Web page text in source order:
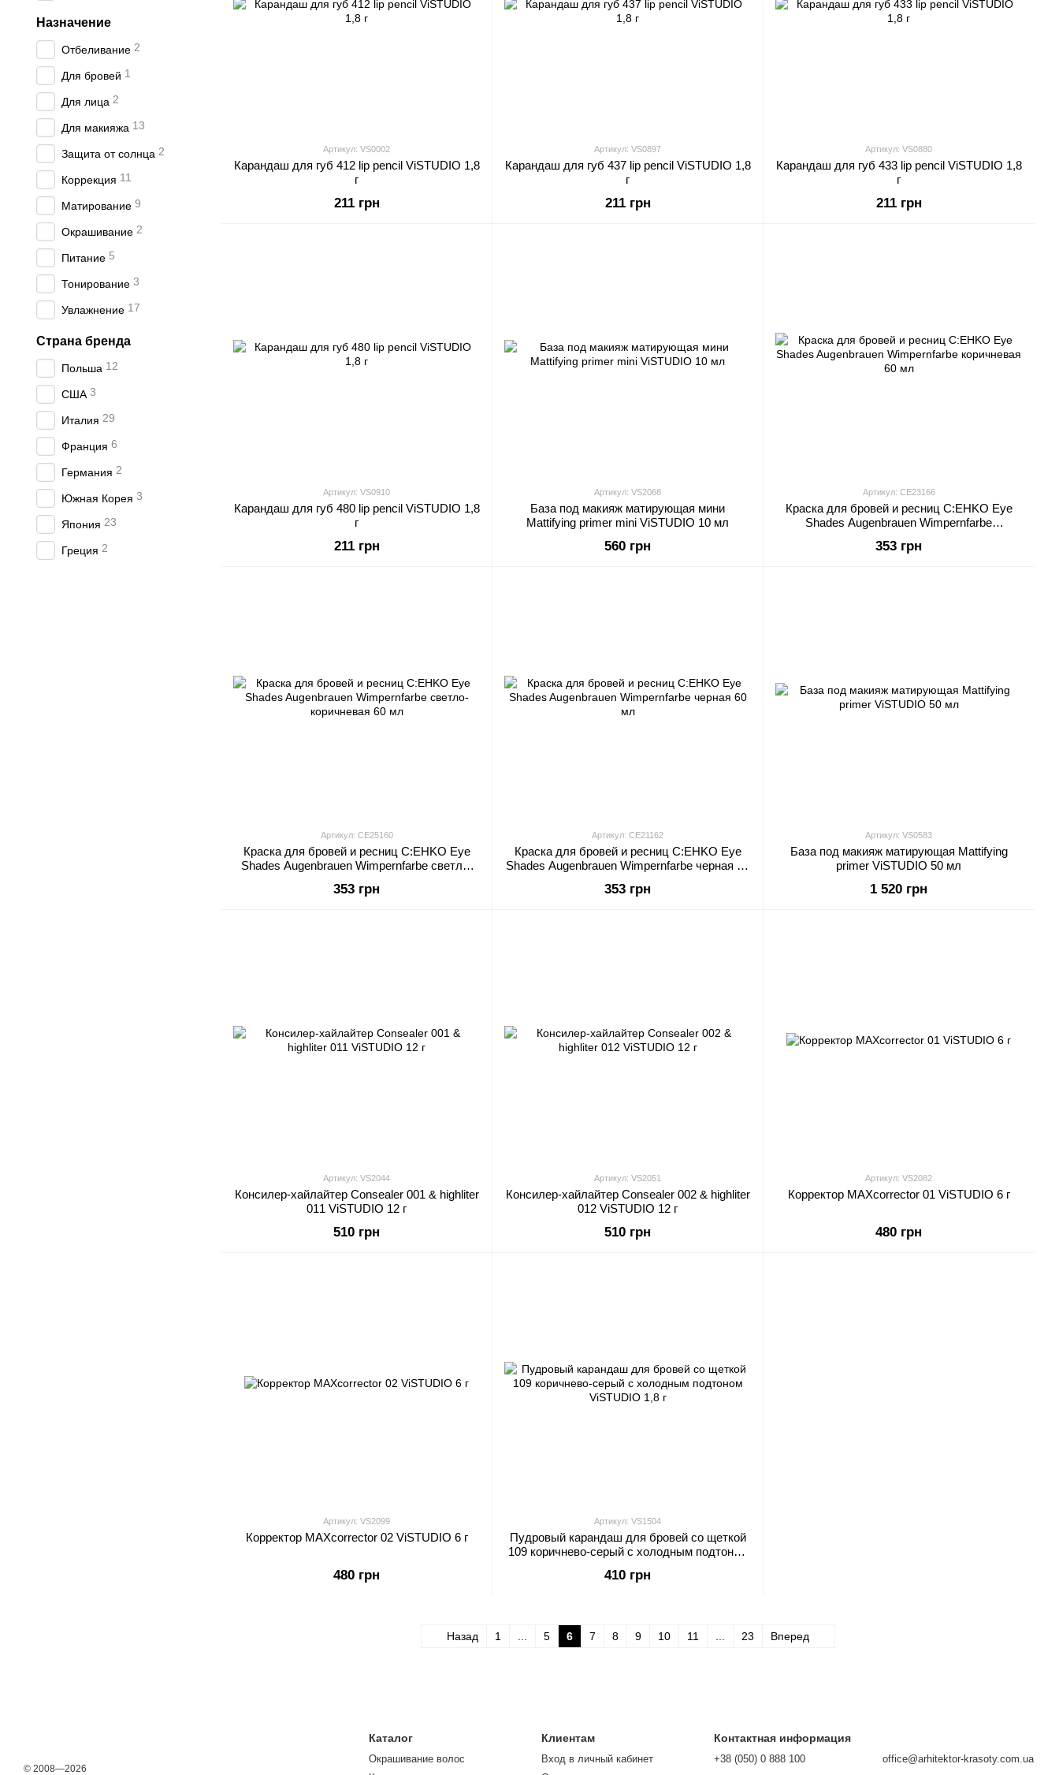
Артикул: VS0002
Карандаш для губ 412 lip pencil ViSTUDIO 1,8
г
211 грн
Артикул: VS0897
Карандаш для губ 437 lip pencil ViSTUDIO 1,8
г
211 грн
Артикул: VS0880
Карандаш для губ 433 lip pencil ViSTUDIO 1,8
г
211 грн
Артикул: VS0910
Карандаш для губ 480 lip pencil ViSTUDIO 1,8
г
211 грн
Артикул: VS2068
База под макияж матирующая мини
Mattifying primer mini ViSTUDIO 10 мл
560 грн
Артикул: CE23166
Краска для бровей и ресниц C:EHKO Eye
Shades Augenbrauen Wimpernfarbe
353 грн
Артикул: CE25160
Краска для бровей и ресниц C:EHKO Eye
Shades Augenbrauen Wimpernfarbe светло-
353 грн
Артикул: CE21162
Краска для бровей и ресниц C:EHKO Eye
Shades Augenbrauen Wimpernfarbe черная 60
353 грн
Артикул: VS0583
База под макияж матирующая Mattifying
primer ViSTUDIO 50 мл
1 520 грн
Артикул: VS2044
Консилер-хайлайтер Consealer 001 & highliter
011 ViSTUDIO 12 г
510 грн
Артикул: VS2051
Консилер-хайлайтер Consealer 002 & highliter
012 ViSTUDIO 12 г
510 грн
Артикул: VS2082
Корректор MAXcorrector 01 ViSTUDIO 6 г
480 грн
Артикул: VS2099
Корректор MAXcorrector 02 ViSTUDIO 6 г
480 грн
Артикул: VS1504
Пудровый карандаш для бровей со щеткой
109 коричнево-серый с холодным подтоном
410 грн
Назад 1 5 6 7 8 9 10 11 23 Вперед
Назначение
Отбеливание 2
Для бровей 1
Для лица 2
Для макияжа 13
Защита от солнца 2
Коррекция 11
Матирование 9
Окрашивание 2
Питание 5
Тонирование 3
Увлажнение 17
Страна бренда
Польша 12
США 3
Италия 29
Франция 6
Германия 2
Южная Корея 3
Япония 23
Греция 2
© 2008—2026
Каталог
Окрашивание волос
Клиентам
Вход в личный кабинет
Контактная информация
+38 (050) 0 888 100
office@arhitektor-krasoty.com.ua